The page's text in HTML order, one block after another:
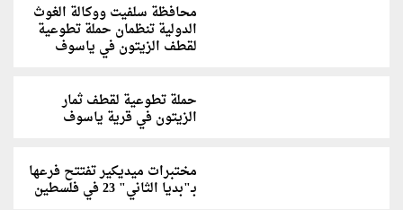
محافظة سلفيت ووكالة الغوث
الدولية تنظمان حملة تطوعية
لقطف الزيتون في ياسوف
حملة تطوعية لقطف ثمار
الزيتون في قرية ياسوف
مختبرات ميديكير تفتتح فرعها
بـ"بديا الثاني" 23 في فلسطين